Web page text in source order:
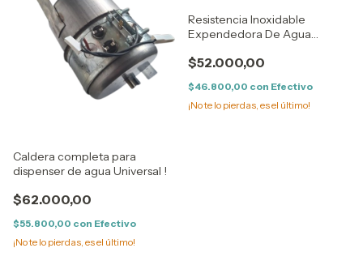
Caldera completa para
dispenser de agua Universal !
$62.000,00
$55.800,00 con Efectivo
¡No te lo pierdas, es el último!
Resistencia Inoxidable
Expendedora De Agua
$52.000,00
$46.800,00 con Efectivo
¡No te lo pierdas, es el último!